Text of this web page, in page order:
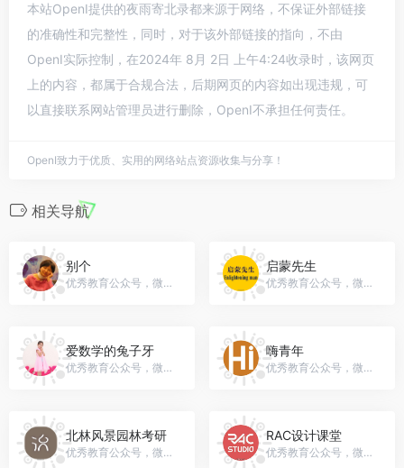
本站OpenI提供的夜雨寄北录都来源于网络，不保证外部链接
的准确性和完整性，同时，对于该外部链接的指向，不由
OpenI实际控制，在2024年 8月 2日 上午4:24收录时，该网页
上的内容，都属于合规合法，后期网页的内容如出现违规，可
以直接联系网站管理员进行删除，OpenI不承担任何责任。
OpenI致力于优质、实用的网络站点资源收集与分享！
相关导航
别个
优秀教育公众号，微信号：differentxuli
启蒙先生
优秀教育公众号，微信号：sgpjls
爱数学的兔子牙
优秀教育公众号，微信号：BunnyLoveMath
嗨青年
优秀教育公众号，微信号：highqingnian
北林风景园林考研
优秀教育公众号，微信号：YuanYe-Landscape
RAC设计课堂
优秀教育公众号，微信号：racstudio